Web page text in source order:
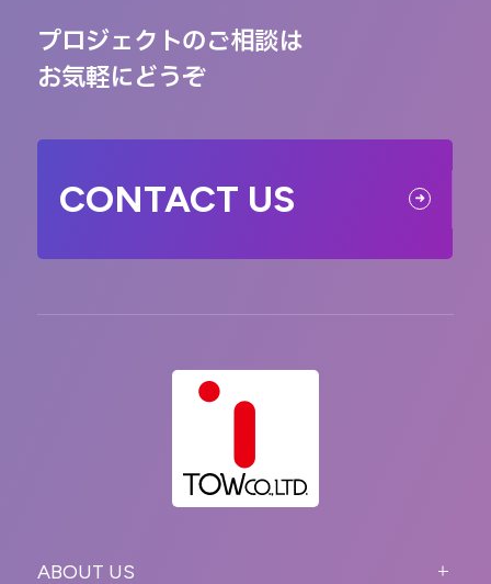
プロジェクトのご相談は
お気軽にどうぞ
CONTACT US
ABOUT US